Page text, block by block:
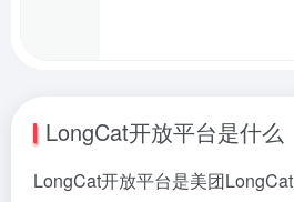
LongCat开放平台是什么
LongCat开放平台是美团